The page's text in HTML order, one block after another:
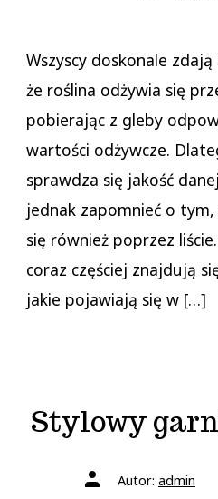
Wszyscy doskonale
że roślina odżywia się
pobierając z gleby
wartości odżywcze.
sprawdza się jakość
jednak zapomnieć o
się również poprzez
coraz częściej znajdują
jakie pojawiają się w […]
Stylowy
Autor
wpisuAutor: admin